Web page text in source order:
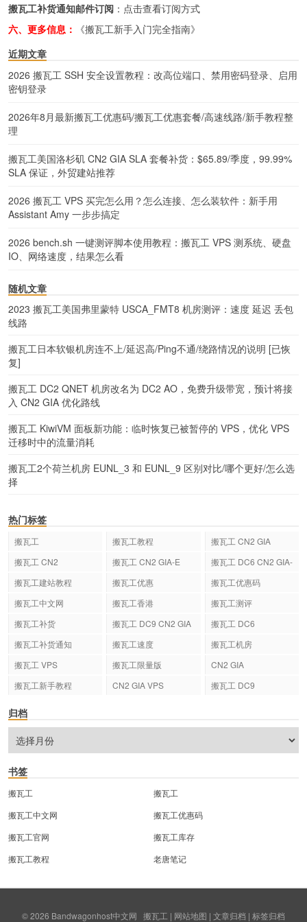
搬瓦工补货通知邮件订阅 ： 点击查看订阅方式
六、更多信息：
《搬瓦工新手入门完全指南》
近期文章
2026 搬瓦工 SSH 安全设置教程：改高位端口、禁用密码登录、启用
密钥登录
2026年8月最新搬瓦工优惠码/搬瓦工优惠套餐/高速线路/新手教程整
理
搬瓦工美国洛杉矶 CN2 GIA SLA 套餐补货：$65.89/季度，99.99%
SLA 保证，外贸建站推荐
2026 搬瓦工 VPS 买完怎么用？怎么连接、怎么装软件：新手用
Assistant Amy 一步步搞定
2026 bench.sh 一键测评脚本使用教程：搬瓦工 VPS 测系统、硬盘
IO、网络速度，结果怎么看
随机文章
2023 搬瓦工美国弗里蒙特 USCA_FMT8 机房测评：速度 延迟 丢包
线路
搬瓦工日本软银机房连不上/延迟高/Ping不通/绕路情况的说明 [已恢
复]
搬瓦工 DC2 QNET 机房改名为 DC2 AO，免费升级带宽，预计将接
入 CN2 GIA 优化路线
搬瓦工 KiwiVM 面板新功能：临时恢复已被暂停的 VPS，优化 VPS
迁移时中的流量消耗
搬瓦工2个荷兰机房 EUNL_3 和 EUNL_9 区别对比/哪个更好/怎么选
择
热门标签
搬瓦工 搬瓦工教程
搬瓦工 CN2 GIA
搬瓦工 CN2
搬瓦工 CN2 GIA-E
搬瓦工 DC6 CN2 GIA-
搬瓦工建站教程 搬瓦工优惠
搬瓦工优惠码
搬瓦工中文网
搬瓦工香港
搬瓦工测评
搬瓦工补货
搬瓦工 DC9 CN2 GIA
搬瓦工 DC6
搬瓦工补货通知
搬瓦工速度
搬瓦工机房
搬瓦工 VPS
搬瓦工限量版
CN2 GIA
搬瓦工新手教程
CN2 GIA VPS 搬瓦工 DC9
归档
书签
搬瓦工
搬瓦工
搬瓦工中文网
搬瓦工优惠码
搬瓦工官网
搬瓦工库存
搬瓦工教程
老唐笔记
© 2026 Bandwagonhost中文网 搬瓦工 | 网站地图 | 文章归档 | 标签归档